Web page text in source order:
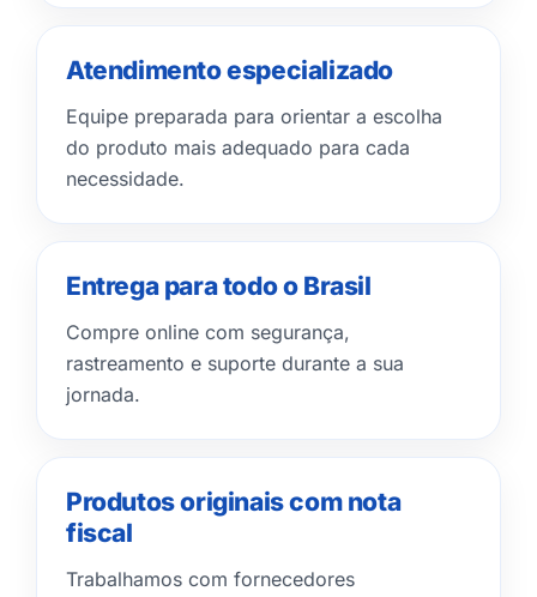
Atendimento especializado
Equipe preparada para orientar a escolha
do produto mais adequado para cada
necessidade.
Entrega para todo o Brasil
Compre online com segurança,
rastreamento e suporte durante a sua
jornada.
Produtos originais com nota
fiscal
Trabalhamos com fornecedores